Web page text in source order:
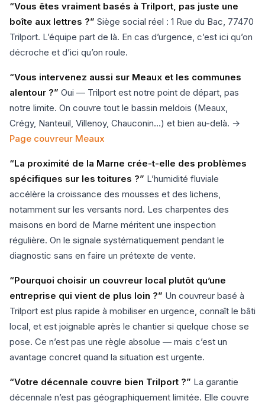
“Vous êtes vraiment basés à Trilport, pas juste une
boîte aux lettres ?” Siège social réel : 1 Rue du Bac, 77470
Trilport. L’équipe part de là. En cas d’urgence, c’est ici qu’on
décroche et d’ici qu’on roule.
“Vous intervenez aussi sur Meaux et les communes
alentour ?” Oui — Trilport est notre point de départ, pas
notre limite. On couvre tout le bassin meldois (Meaux,
Crégy, Nanteuil, Villenoy, Chauconin…) et bien au-delà. →
Page couvreur Meaux
“La proximité de la Marne crée-t-elle des problèmes
spécifiques sur les toitures ?” L’humidité fluviale
accélère la croissance des mousses et des lichens,
notamment sur les versants nord. Les charpentes des
maisons en bord de Marne méritent une inspection
régulière. On le signale systématiquement pendant le
diagnostic sans en faire un prétexte de vente.
“Pourquoi choisir un couvreur local plutôt qu’une
entreprise qui vient de plus loin ?” Un couvreur basé à
Trilport est plus rapide à mobiliser en urgence, connaît le bâti
local, et est joignable après le chantier si quelque chose se
pose. Ce n’est pas une règle absolue — mais c’est un
avantage concret quand la situation est urgente.
“Votre décennale couvre bien Trilport ?” La garantie
décennale n’est pas géographiquement limitée. Elle couvre